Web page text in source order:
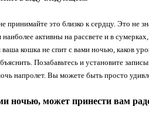
это близко к сердцу. Это не
активны на рассвете и в
кошка не спит с вами ночью, каков
Позабавьтесь и установите
напролет. Вы можете быть просто
ночью, может принести вам